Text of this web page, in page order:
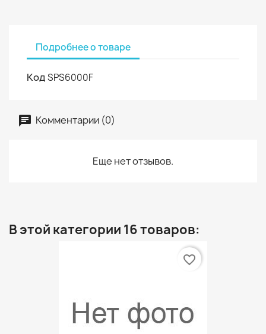
Подробнее о товаре
КодSPS6000F
Комментарии (0)
Еще нет отзывов.
В этой категории 16 товаров:
favorite_border